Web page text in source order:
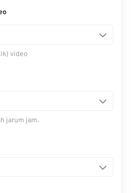
video
jarum jam.